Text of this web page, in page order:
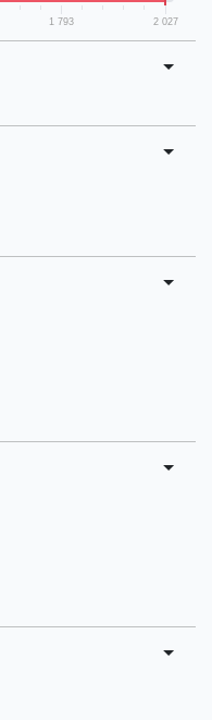
1 793 2 027